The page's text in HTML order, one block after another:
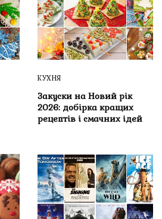
КУХНЯ
Закуски на Новий рік
2026: добірка кращих
рецептів і смачних ідей